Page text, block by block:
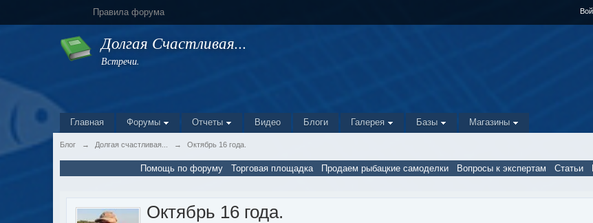
Правила форума
Долгая Счастливая...
Встречи.
Главная Форумы Отчеты Видео Блоги Галерея Базы Магазины
Блог → Долгая счастливая... → Октябрь 16 года.
Помощь по форуму Торговая площадка Продаем рыбацкие самоделки Вопросы к экспертам Статьи
Октябрь 16 года.